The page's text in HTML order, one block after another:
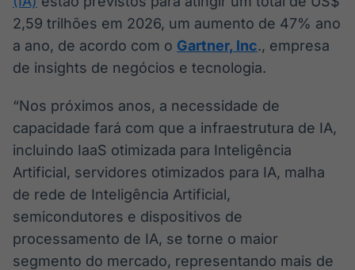
dados para
displays e telas
conteúdos
noticiosos
Soluções de
Tecnologia
Radar
Monitoramento
inteligente de
notícias e
plataforma para
analisar fundos
no Brasil
IA
Em breve
2,59 trilhões em 2026, um aumento de 47% ano
a ano, de acordo com o Gartner, Inc., empresa
de insights de negócios e tecnologia.
“Nos próximos anos, a necessidade de
capacidade fará com que a infraestrutura de IA,
incluindo IaaS otimizada para Inteligência
Artificial, servidores otimizados para IA, malha
de rede de Inteligência Artificial,
semicondutores e dispositivos de
processamento de IA, se torne o maior
segmento do mercado, representando mais de